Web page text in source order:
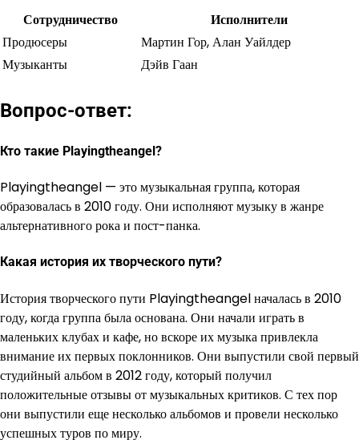
Сотрудничество
Исполнители
Продюсеры
Мартин Гор, Алан Уайлдер
Музыканты
Дэйв Гаан
Вопрос-ответ:
Кто такие Playingtheangel?
Playingtheangel — это музыкальная группа, которая
образовалась в 2010 году. Они исполняют музыку в жанре
альтернативного рока и пост-панка.
Какая история их творческого пути?
История творческого пути Playingtheangel началась в 2010
году, когда группа была основана. Они начали играть в
маленьких клубах и кафе, но вскоре их музыка привлекла
внимание их первых поклонников. Они выпустили свой первый
студийный альбом в 2012 году, который получил
положительные отзывы от музыкальных критиков. С тех пор
они выпустили еще несколько альбомов и провели несколько
успешных туров по миру.